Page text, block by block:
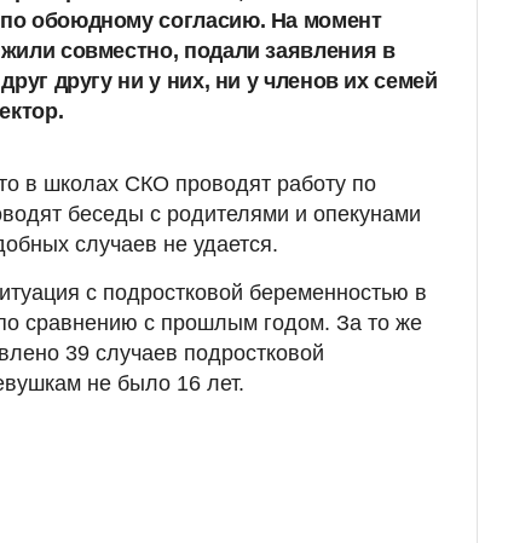
обоюдному согласию. На момент
совместно, подали заявления в
другу ни у них, ни у членов их семей
в школах СКО проводят работу по
беседы с родителями и опекунами
случаев не удается.
с подростковой беременностью в
сравнению с прошлым годом. За то же
39 случаев подростковой
не было 16 лет.